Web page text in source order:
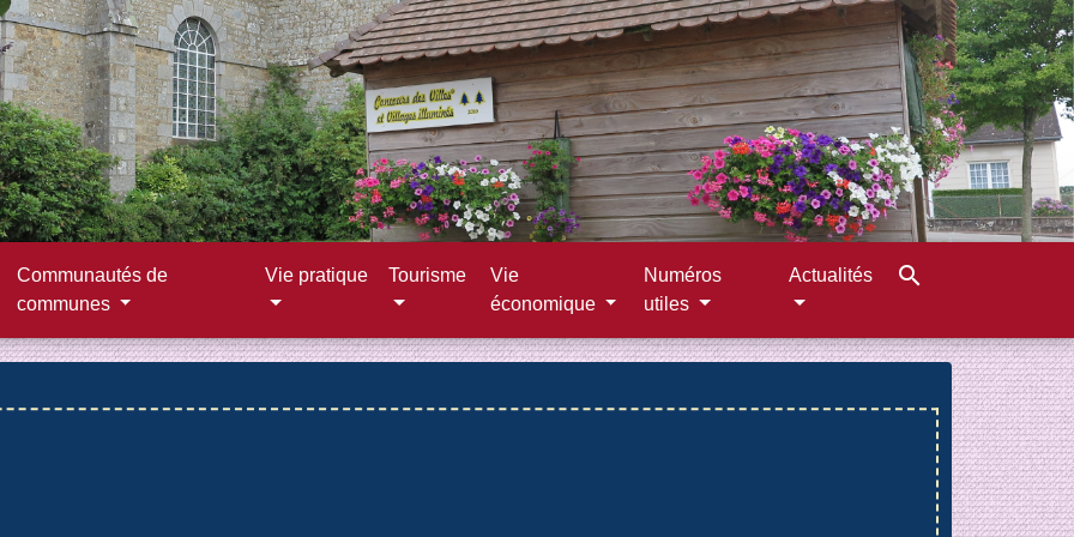
Communautés de
communes
Vie pratique Tourisme
Vie
économique
Numéros
utiles
Actualités search